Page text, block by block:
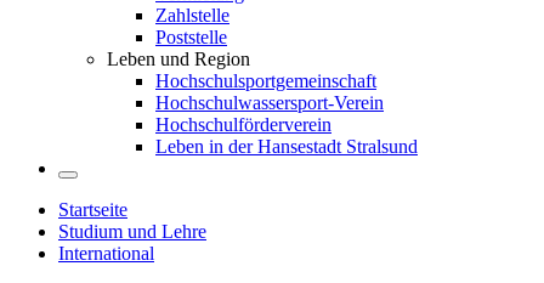
Zahlstelle
Poststelle
Leben und Region
Hochschulsportgemeinschaft
Hochschulwassersport-Verein
Hochschulförderverein
Leben in der Hansestadt Stralsund
Startseite
Studium und Lehre
International